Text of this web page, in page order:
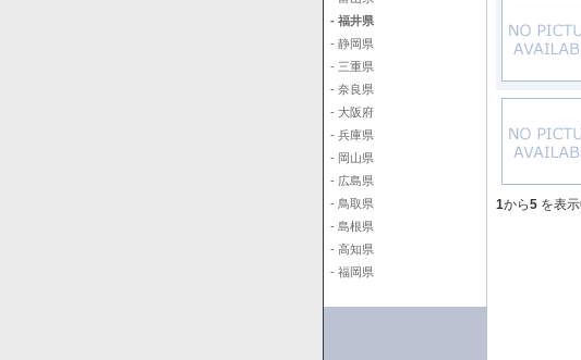
- 福井県
- 静岡県
- 三重県
- 奈良県
- 大阪府
- 兵庫県
- 岡山県
- 広島県
- 鳥取県
- 島根県
- 高知県
- 福岡県
1から5 を表